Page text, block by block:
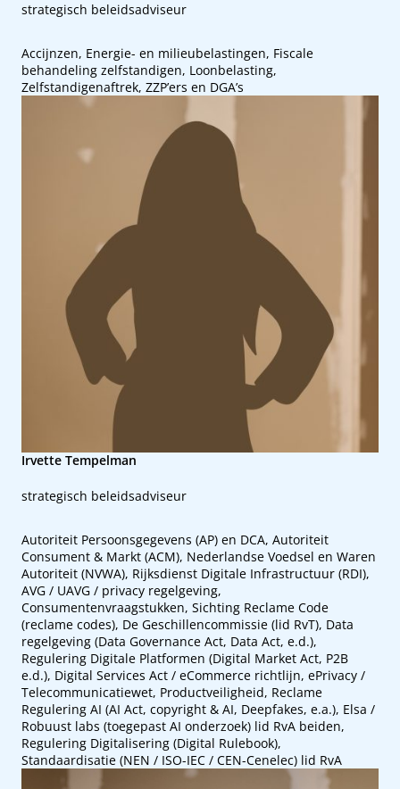
strategisch beleidsadviseur
Accijnzen, Energie- en milieubelastingen, Fiscale
behandeling zelfstandigen, Loonbelasting,
Zelfstandigenaftrek, ZZP’ers en DGA’s
strategisch beleidsadviseur
Irvette Tempelman
Autoriteit Persoonsgegevens (AP) en DCA, Autoriteit
Consument & Markt (ACM), Nederlandse Voedsel en Waren
Autoriteit (NVWA), Rijksdienst Digitale Infrastructuur (RDI),
AVG / UAVG / privacy regelgeving,
Consumentenvraagstukken, Sichting Reclame Code
(reclame codes), De Geschillencommissie (lid RvT), Data
regelgeving (Data Governance Act, Data Act, e.d.),
Regulering Digitale Platformen (Digital Market Act, P2B
e.d.), Digital Services Act / eCommerce richtlijn, ePrivacy /
Telecommunicatiewet, Productveiligheid, Reclame
Regulering AI (AI Act, copyright & AI, Deepfakes, e.a.), Elsa /
Robuust labs (toegepast AI onderzoek) lid RvA beiden,
Regulering Digitalisering (Digital Rulebook),
Standaardisatie (NEN / ISO-IEC / CEN-Cenelec) lid RvA